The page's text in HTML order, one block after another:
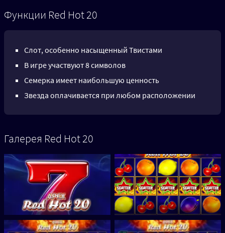
Функции Red Hot 20
Слот, особенно насыщенный Твистами
В игре участвуют 8 символов
Семерка имеет наибольшую ценность
Звезда оплачивается при любом расположении
Галерея Red Hot 20